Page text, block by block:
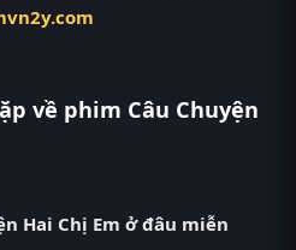
về phim Câu Chuyện
Hai Chị Em ở đâu miễn